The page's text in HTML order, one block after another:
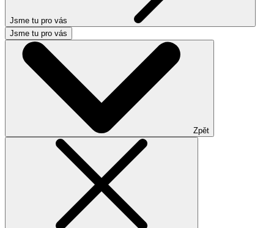
Jsme tu pro vás
Jsme tu pro vás
Zpět